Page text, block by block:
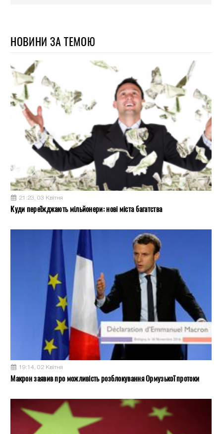
НОВИНИ ЗА ТЕМОЮ
21:23, 03 Квітня
Куди переїжджають мільйонери: нові міста багатства
19:14, 02 Квітня
Макрон заявив про можливість розблокування Ормузької протоки